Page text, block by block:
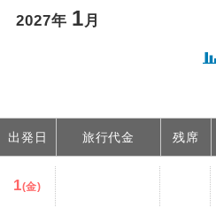
2027年 1月
出発日 旅行代金 残席
1(金)